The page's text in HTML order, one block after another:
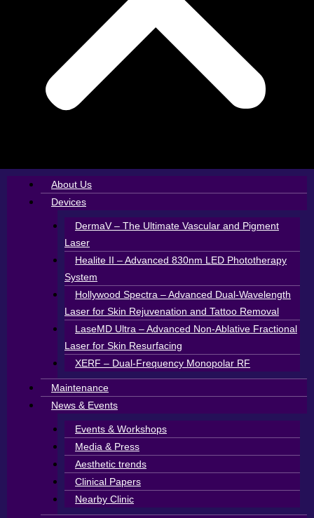
About Us
Devices
DermaV – The Ultimate Vascular and Pigment
Laser
Healite II – Advanced 830nm LED Phototherapy
System
Hollywood Spectra – Advanced Dual-Wavelength
Laser for Skin Rejuvenation and Tattoo Removal
LaseMD Ultra – Advanced Non-Ablative Fractional
Laser for Skin Resurfacing
XERF – Dual-Frequency Monopolar RF
Maintenance
News & Events
Events & Workshops
Media & Press
Aesthetic trends
Clinical Papers
Nearby Clinic